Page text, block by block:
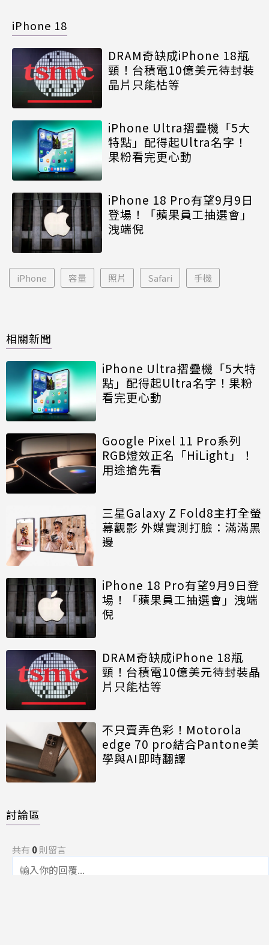
iPhone 18
DRAM奇缺成iPhone 18瓶
頸！台積電10億美元待封裝
晶片只能枯等
iPhone Ultra摺疊機「5大
特點」配得起Ultra名字！
果粉看完更心動
iPhone 18 Pro有望9月9日
登場！「蘋果員工抽選會」
洩端倪
iPhone 容量 照片 Safari 手機
相關新聞
iPhone Ultra摺疊機「5大特
點」配得起Ultra名字！果粉
看完更心動
Google Pixel 11 Pro系列
RGB燈效正名「HiLight」！
用途搶先看
三星Galaxy Z Fold8主打全螢
幕觀影 外媒實測打臉：滿滿黑
邊
iPhone 18 Pro有望9月9日登
場！「蘋果員工抽選會」洩端
倪
DRAM奇缺成iPhone 18瓶
頸！台積電10億美元待封裝晶
片只能枯等
不只賣弄色彩！Motorola
edge 70 pro結合Pantone美
學與AI即時翻譯
討論區
共有 0則留言